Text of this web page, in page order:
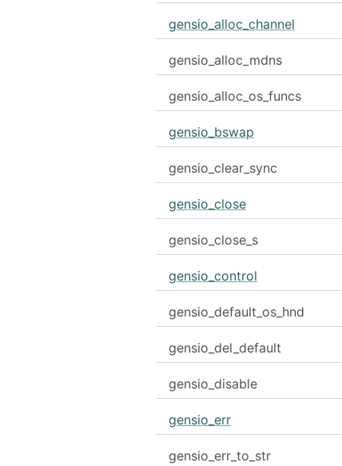
gensio_alloc_channel
gensio_alloc_mdns
gensio_alloc_os_funcs
gensio_bswap
gensio_clear_sync
gensio_close
gensio_close_s
gensio_control
gensio_default_os_hnd
gensio_del_default
gensio_disable
gensio_err
gensio_err_to_str